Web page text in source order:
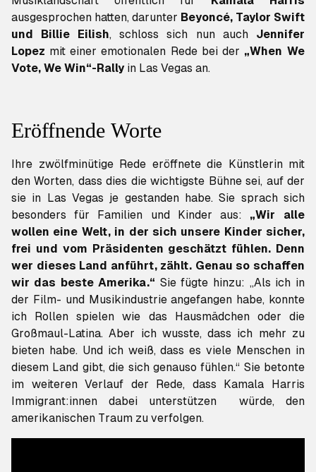
ausgesprochen hatten, darunter Beyoncé, Taylor Swift
und Billie Eilish, schloss sich nun auch Jennifer
Lopez mit einer emotionalen Rede bei der „When We
Vote, We Win“-Rallyin Las Vegas an.
Eröffnende Worte
Ihre zwölfminütige Rede eröffnete die Künstlerin mit
den Worten, dass dies die wichtigste Bühne sei, auf der
sie in Las Vegas je gestanden habe. Sie sprach sich
besonders für Familien und Kinder aus: „Wir alle
wollen eine Welt, in der sich unsere Kinder sicher,
frei und vom Präsidenten geschätzt fühlen. Denn
wer dieses Land anführt, zählt. Genau so schaffen
wir das beste Amerika.“ Sie fügte hinzu: „Als ich in
der Film- und Musikindustrie angefangen habe, konnte
ich Rollen spielen wie das Hausmädchen oder die
Großmaul-Latina. Aber ich wusste, dass ich mehr zu
bieten habe. Und ich weiß, dass es viele Menschen in
diesem Land gibt, die sich genauso fühlen.“ Sie betonte
im weiteren Verlauf der Rede, dass Kamala Harris
Immigrant:innen dabei unterstützen würde, den
amerikanischen Traum zu verfolgen.